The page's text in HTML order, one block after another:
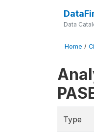
Data
Home /
Type